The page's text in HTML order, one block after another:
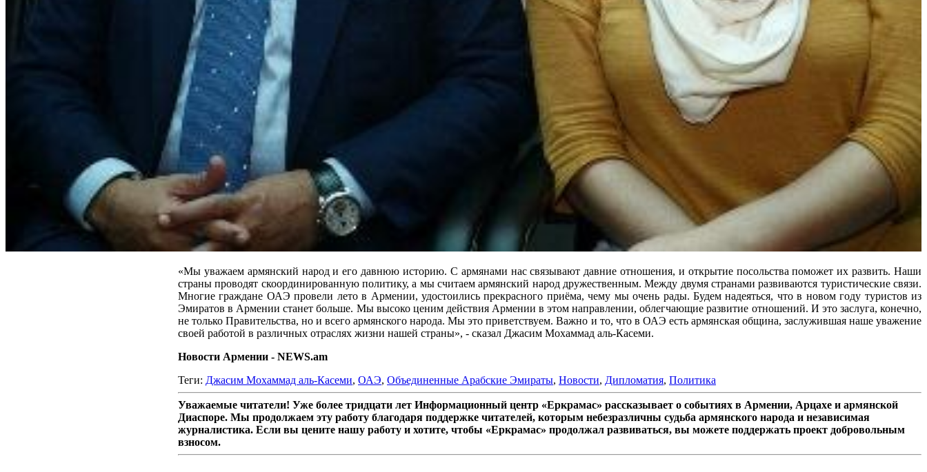
«Мы уважаем армянский народ и его давнюю историю. С армянами нас связывают давние отношения, и открытие посольства поможет их развить. Наши
страны проводят скоординированную политику, а мы считаем армянский народ дружественным. Между двумя странами развиваются туристические связи.
Многие граждане ОАЭ провели лето в Армении, удостоились прекрасного приёма, чему мы очень рады. Будем надеяться, что в новом году туристов из
Эмиратов в Армении станет больше. Мы высоко ценим действия Армении в этом направлении, облегчающие развитие отношений. И это заслуга, конечно,
не только Правительства, но и всего армянского народа. Мы это приветствуем. Важно и то, что в ОАЭ есть армянская община, заслужившая наше уважение
своей работой в различных отраслях жизни нашей страны», - сказал Джасим Мохаммад аль-Касеми.
Новости Армении - NEWS.am
Теги: Джасим Мохаммад аль-Касеми, ОАЭ, Объединенные Арабские Эмираты, Новости, Дипломатия, Политика
Уважаемые читатели! Уже более тридцати лет Информационный центр «Еркрамас» рассказывает о событиях в Армении, Арцахе и армянской
Диаспоре. Мы продолжаем эту работу благодаря поддержке читателей, которым небезразличны судьба армянского народа и независимая
журналистика. Если вы цените нашу работу и хотите, чтобы «Еркрамас» продолжал развиваться, вы можете поддержать проект добровольным
взносом.